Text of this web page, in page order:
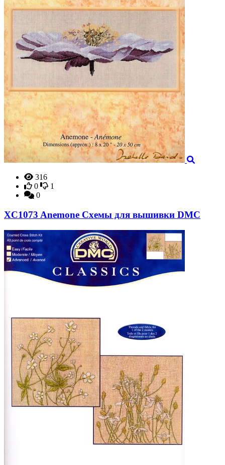
316
0
1
0
XC1073 Anemone Схемы для вышивки DMC